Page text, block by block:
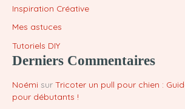
Inspiration Créative
Mes astuces
Tutoriels DIY
Derniers Commentaires
Noémi sur Tricoter un pull pour chien :
pour débutants !